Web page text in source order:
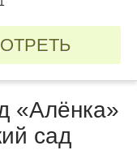
«Алёнка»
сад